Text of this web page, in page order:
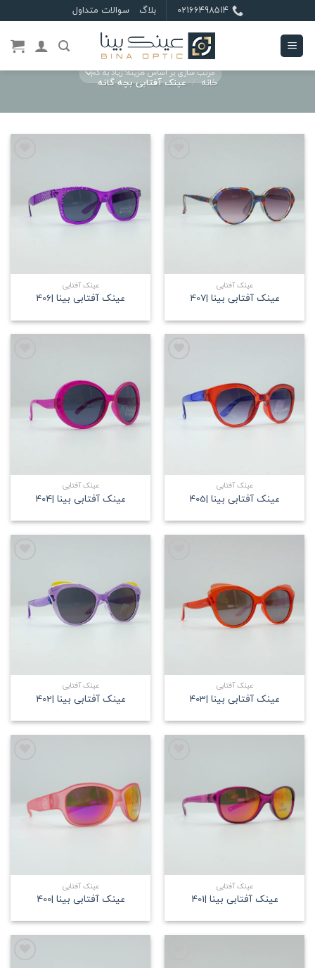
to
content
02166498514 بلاگ سوالات متداول
خانه / عینک آفتابی بچه گانه
مندی
عینک آفتابی
عینک آفتابی بینا |407
مندی
عینک آفتابی
عینک آفتابی بینا |406
مندی
عینک آفتابی
عینک آفتابی بینا |405
عینک آفتابی
عینک آفتابی بینا |404
عینک آفتابی
عینک آفتابی بینا |403
عینک آفتابی
عینک آفتابی بینا |402
مندی
عینک آفتابی
عینک آفتابی بینا |401
عینک آفتابی
عینک آفتابی بینا |400